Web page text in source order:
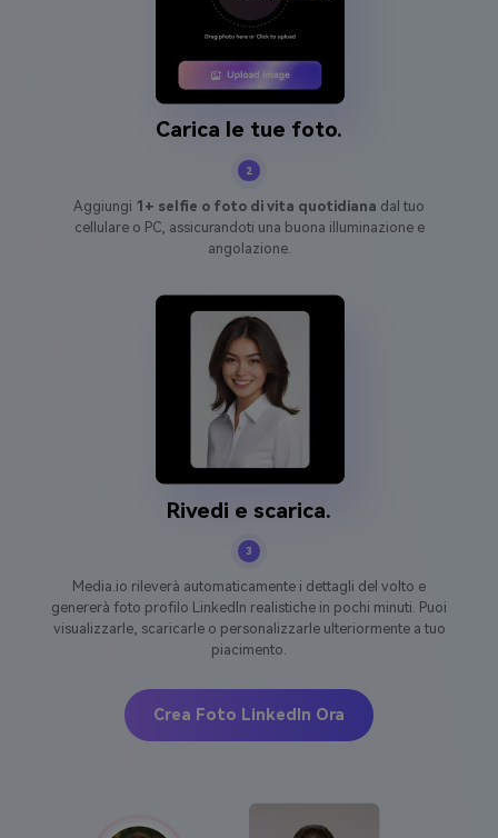
Carica le tue foto.
2
Aggiungi 1+ selfie o foto di vita quotidiana dal tuo
cellulare o PC, assicurandoti una buona illuminazione e
angolazione.
Rivedi e scarica.
3
Media.io rileverà automaticamente i dettagli del volto e
genererà foto profilo LinkedIn realistiche in pochi minuti. Puoi
visualizzarle, scaricarle o personalizzarle ulteriormente a tuo
piacimento.
Crea Foto LinkedIn Ora